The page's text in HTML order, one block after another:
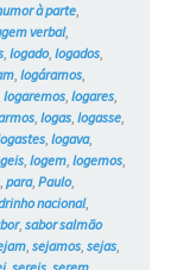
à parte,
verbal,
, logado, logados,
, logáramos,
logaremos, logares,
, logas, logasse,
, logava,
, logem, logemos,
, para, Paulo,
nacional,
, sabor salmão
, sejamos, sejas,